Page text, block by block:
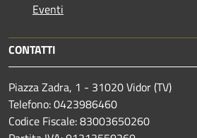
Eventi
CONTATTI
Piazza Zadra, 1 - 31020 Vidor (TV)
Telefono: 0423986460
Codice Fiscale: 83003650260